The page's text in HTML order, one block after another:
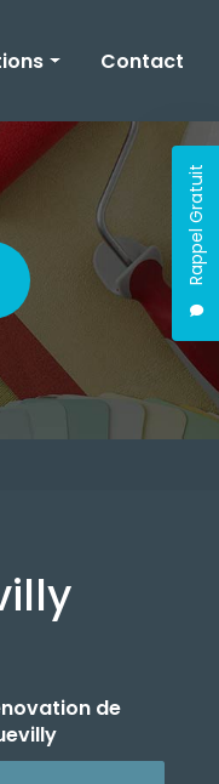
Rappel Gratuit
Contact
de